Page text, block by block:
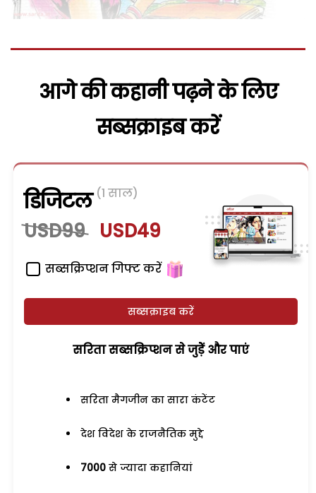
आगे की कहानी पढ़ने के लिए
सब्सक्राइब करें
डिजिटल (1 साल)
USD99 USD49
सब्सक्रिप्शन गिफ्ट करें
सब्सक्राइब करें
सरिता सब्सक्रिप्शन से जुड़ेें और पाएं
सरिता मैगजीन का सारा कंटेंट
देश विदेश के राजनैतिक मुद्दे
7000 से ज्यादा कहानियां